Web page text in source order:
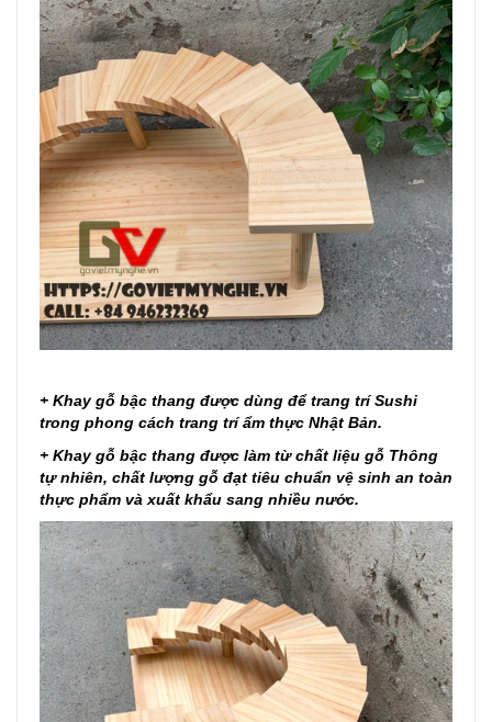
+ Khay gỗ bậc thang được dùng để trang trí Sushi
trong phong cách trang trí ẩm thực Nhật Bản.
+ Khay gỗ bậc thang được làm từ chất liệu gỗ Thông
tự nhiên, chất lượng gỗ đạt tiêu chuẩn vệ sinh an toàn
thực phẩm và xuất khẩu sang nhiều nước.